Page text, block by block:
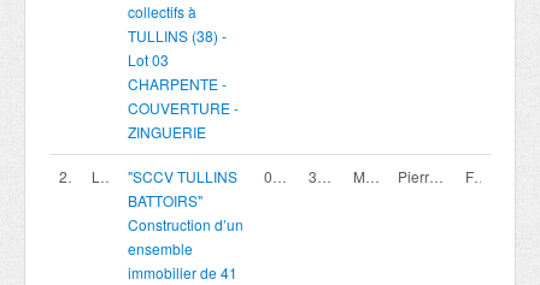
collectifs à
TULLINS (38) -
Lot 03
CHARPENTE -
COUVERTURE -
ZINGUERIE
200420011 Lot 10
"SCCV TULLINS
BATTOIRS"
Construction d’un
ensemble
immobilier de 41
07/08/2026 30/09/2026 16:00 Marché privé Pierreval Agence Rhone Alpes France